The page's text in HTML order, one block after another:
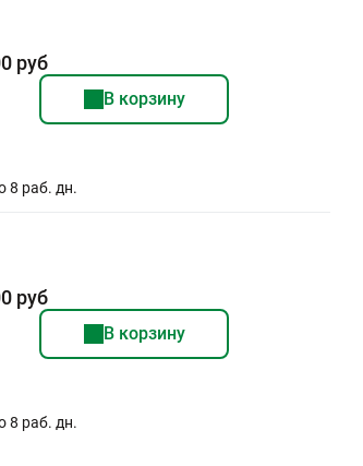
руб
В корзину
8 раб. дн.
руб
В корзину
8 раб. дн.